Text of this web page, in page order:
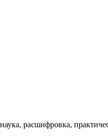
расшифровка,